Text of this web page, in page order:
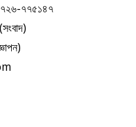
৭৭৫১৪৭